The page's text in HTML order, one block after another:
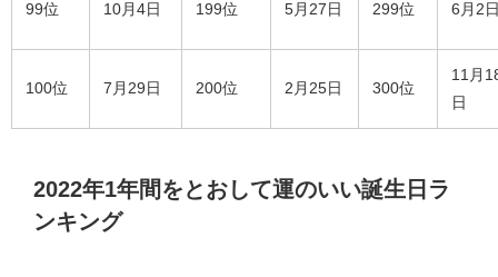
99位 10月4日 199位 5月27日 299位 6月2
100位 7月29日 200位 2月25日 300位
11月
日
2022年1年間をとおして運のいい誕生日ラ
ンキング